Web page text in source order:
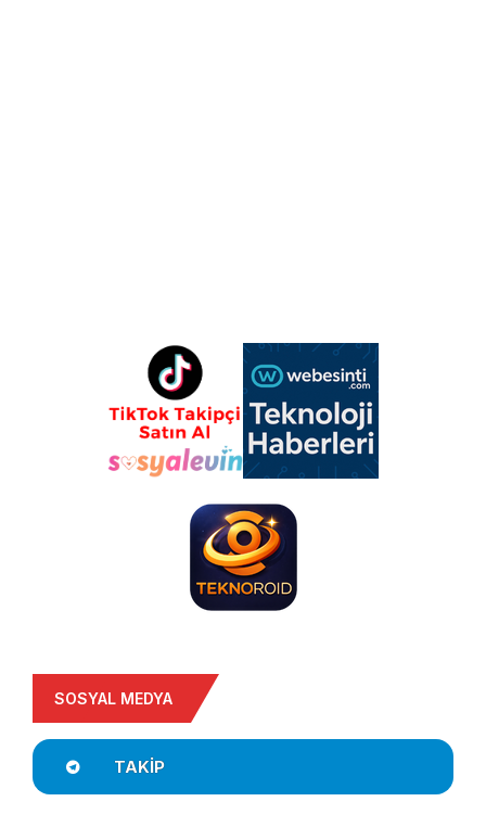
SOSYAL MEDYA
TAKIP